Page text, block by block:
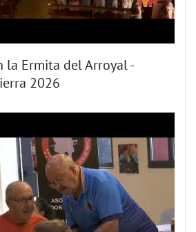
la Ermita del Arroyal -
2026